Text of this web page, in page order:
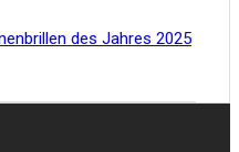
des Jahres 2025